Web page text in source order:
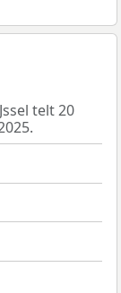
telt 20